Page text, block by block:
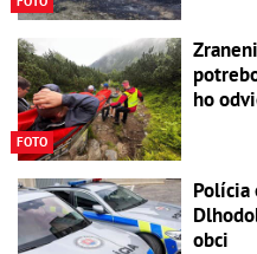
FOTO
ho
Polícia
obci